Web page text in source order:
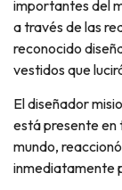
importantes del
a través de las
reconocido
vestidos que
El diseñador
está presente en
mundo,
inmediatamente